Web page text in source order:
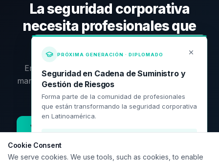
La seguridad corporativa
necesita profesionales que
piensen diferente.
Empieza por los artículos, profundiza con los
manuales o contáctame directamente. El siguiente
paso es tuyo.
Ver recursos disponibles
PRÓXIMA GENERACIÓN · DIPLOMADO
Seguridad en Cadena de Suministro y
Gestión de Riesgos
Forma parte de la comunidad de profesionales
que están transformando la seguridad corporativa
en Latinoamérica.
disponibilidad.
Cookie Consent
We serve cookies. We use tools, such as cookies, to enable